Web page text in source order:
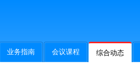
业务指南 会议课程 综合动态